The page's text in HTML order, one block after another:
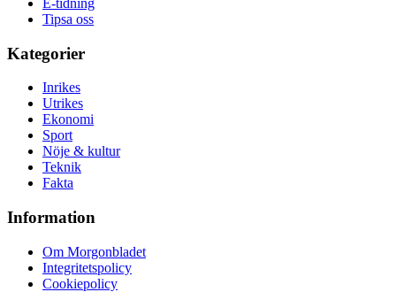
Tipsa oss
Kategorier
Inrikes
Utrikes
Ekonomi
Sport
Nöje & kultur
Teknik
Fakta
Information
Om Morgonbladet
Integritetspolicy
Cookiepolicy